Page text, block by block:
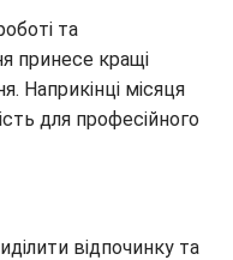
та
принесе кращі
Наприкінці місяця
для професійного
відпочинку та